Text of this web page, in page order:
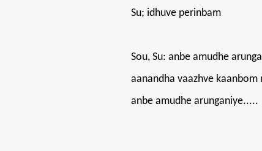
Su; idhuve perinbam
Sou, Su: anbe amudhe
aanandha vaazhve kaanbom
anbe amudhe arunganiye.....